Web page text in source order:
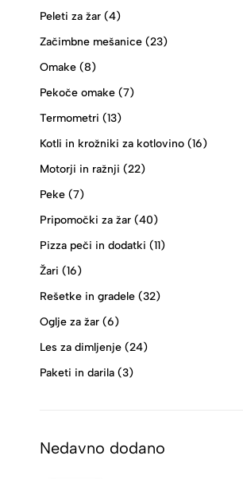
Peleti za žar (4)
Začimbne mešanice (23)
Omake (8)
Pekoče omake (7)
Termometri (13)
Kotli in krožniki za kotlovino (16)
Motorji in ražnji (22)
Peke (7)
Pripomočki za žar (40)
Pizza peči in dodatki (11)
Žari (16)
Rešetke in gradele (32)
Oglje za žar (6)
Les za dimljenje (24)
Paketi in darila (3)
Nedavno dodano